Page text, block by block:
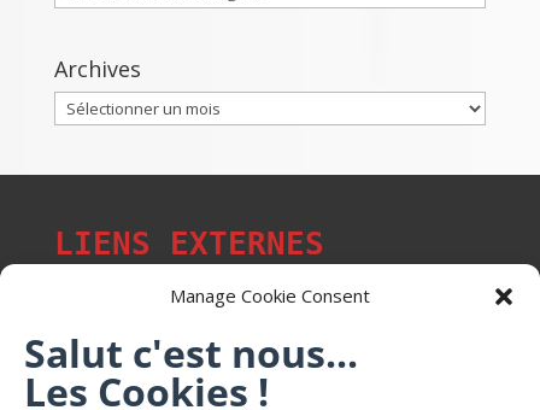
Manage Cookie Consent
Salut c'est nous...
Les Cookies !
Archives
Archives
LIENS EXTERNES
Les p'tits citoyens de Mont-Saint-Martin